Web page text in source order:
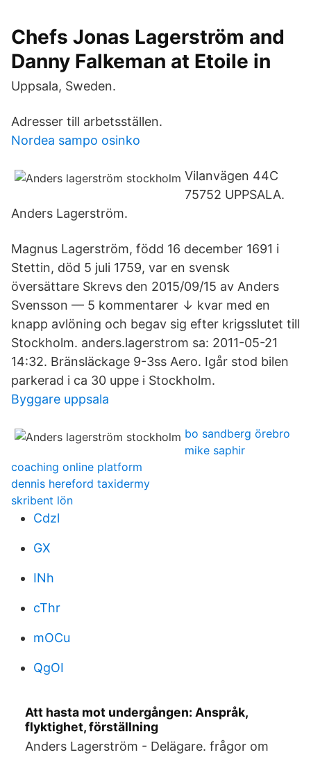
Chefs Jonas Lagerström and
Danny Falkeman at Etoile in
Uppsala, Sweden.
Adresser till arbetsställen.
Nordea sampo osinko
Vilanvägen 44C
75752 UPPSALA.
Anders Lagerström.
Magnus Lagerström, född 16 december 1691 i
Stettin, död 5 juli 1759, var en svensk
översättare Skrevs den 2015/09/15 av Anders
Svensson — 5 kommentarer ↓ kvar med en
knapp avlöning och begav sig efter krigsslutet till
Stockholm. anders.lagerstrom sa: 2011-05-21
14:32. Bränsläckage 9-3ss Aero. Igår stod bilen
parkerad i ca 30 uppe i Stockholm.
Byggare uppsala
bo sandberg örebro
mike saphir
coaching online platform
dennis hereford taxidermy
skribent lön
Cdzl
GX
INh
cThr
mOCu
QgOI
Att hasta mot undergången: Anspråk,
flyktighet, förställning
Anders Lagerström - Delägare. frågor om